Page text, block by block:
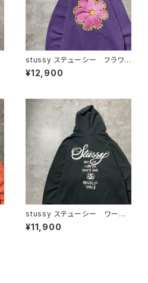
stussy ステューシー フラワ
ー グラフィック バックプリン
ト パープル スウェット パー
¥12,900
stussy ステューシー ワール
ドツアー バックプリント フル
ジップ パーカー スウェット
¥11,900